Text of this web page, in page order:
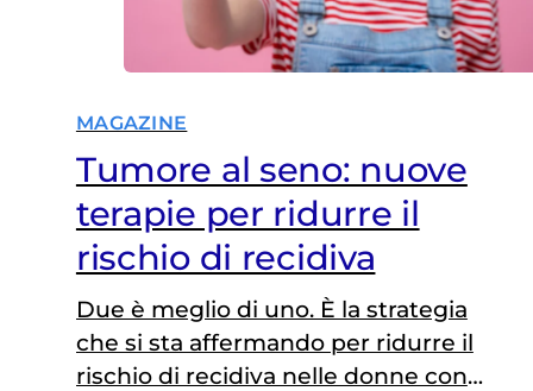
MAGAZINE
Tumore al seno: nuove
terapie per ridurre il
rischio di recidiva
Due è meglio di uno. È la strategia
che si sta affermando per ridurre il
rischio di recidiva nelle donne con